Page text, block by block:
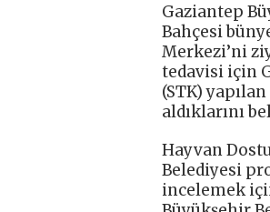
Gaziantep
Bahçesi
Merkezi’ni
tedavisi için
(STK)
aldıklarını
Hayvan
Belediyesi
incelemek